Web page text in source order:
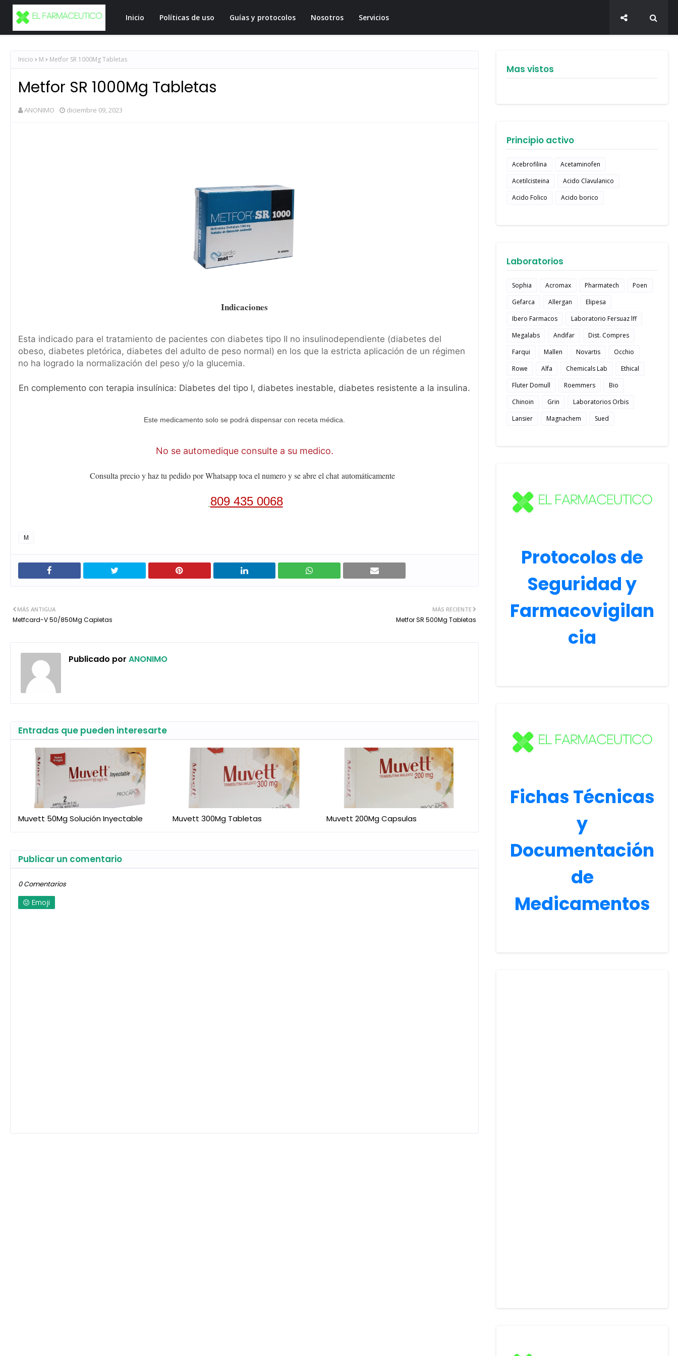
Inicio Políticas de uso Guías y protocolos Nosotros Servicios
Inicio M Metfor SR 1000Mg Tabletas
Metfor SR 1000Mg Tabletas
ANONIMO diciembre 09, 2023
Indicaciones
Esta indicado para el tratamiento de pacientes con diabetes tipo II no insulinodependiente (diabetes del
obeso, diabetes pletórica, diabetes del adulto de peso normal) en los que la estricta aplicación de un régimen
no ha logrado la normalización del peso y/o la glucemia.
En complemento con terapia insulínica: Diabetes del tipo I, diabetes inestable, diabetes resistente a la insulina.
Este medicamento solo se podrá dispensar con receta médica.
No se automedique consulte a su medico.
Consulta precio y haz tu pedido por Whatsapp toca el numero y se abre el chatautomáticamente
809 435 0068
M
MÁS RECIENTE
Metfor SR 500Mg Tabletas
MÁS ANTIGUA
Metfcard-V 50/850Mg Capletas
Publicado por ANONIMO
Entradas que pueden interesarte
Muvett 50Mg Solución Inyectable Muvett 300Mg Tabletas Muvett 200Mg Capsulas
Publicar un comentario
0 Comentarios
Emoji
Mas vistos
Principio activo
Acebrofilina
Acetaminofen
Acetilcisteina
Acido Clavulanico
Acido Folico
Acido borico
Laboratorios
Sophia Acromax Pharmatech
Poen
Gefarca
Allergan
Elipesa
Ibero Farmacos
Laboratorio Fersuaz lff
Megalabs
Andifar
Dist. Compres
Farqui
Mallen Novartis
Occhio
Rowe
Alfa Chemicals Lab
Ethical
Fluter Domull
Roemmers
Bio
Chinoin
Grin
Laboratorios Orbis
Lansier
Magnachem Sued
Protocolos de
Seguridad y
Farmacovigilan
cia
Fichas Técnicas
y
Documentación
de
Medicamentos